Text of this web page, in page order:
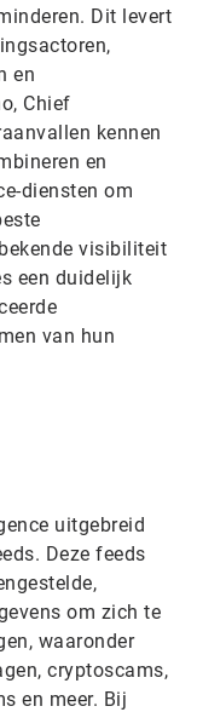
Dit levert
en
Chief
kennen
en
diensten om
visibiliteit
een duidelijk
van hun
uitgebreid
Deze feeds
om zich te
waaronder
cryptoscams,
en meer. Bij